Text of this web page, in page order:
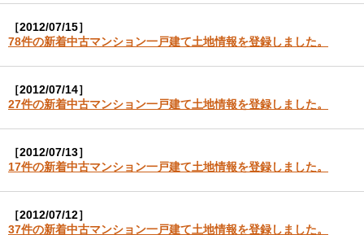
［2012/07/15］
78件の新着中古マンション一戸建て土地情報を登録しました。
［2012/07/14］
27件の新着中古マンション一戸建て土地情報を登録しました。
［2012/07/13］
17件の新着中古マンション一戸建て土地情報を登録しました。
［2012/07/12］
37件の新着中古マンション一戸建て土地情報を登録しました。